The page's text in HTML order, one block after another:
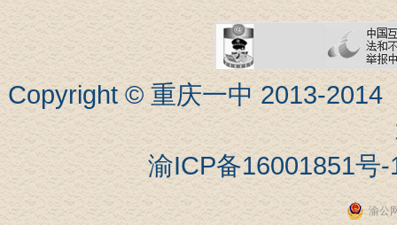
Copyright © 重庆一中 2013-
渝ICP备16001851号-
渝公